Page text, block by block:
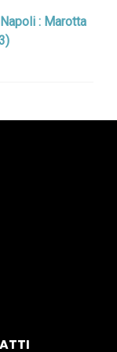
: Marotta